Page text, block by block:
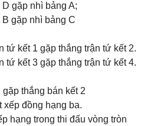
gặp nhì bảng A;
gặp nhì bảng C
tứ kết 1 gặp thắng trận tứ kết 2.
tứ kết 3 gặp thắng trận tứ kết 4.
thắng bán kết 2
xếp đồng hạng ba.
hạng trong thi đấu vòng tròn